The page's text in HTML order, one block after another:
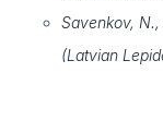
Savenkov,
(Latvian